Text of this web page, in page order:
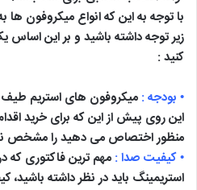
با توجه به این که انواع میکروفون ها
زیر توجه داشته باشید و بر این
کنید :
• بودجه : میکروفون های استریم طیف
این روی پیش از این که برای خرید
منظور اختصاص می دهید را مشخص
• کیفیت صدا : مهم ترین فاکتوری که
استریمینگ باید در نظر داشته